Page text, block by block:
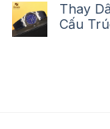
Thay
Cấu